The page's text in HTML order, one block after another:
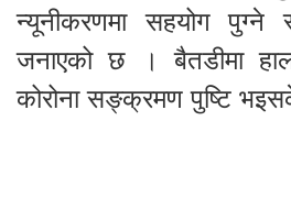
न्यूनीकरणमा सहयोग पुग्ने
जनाएको छ । बैतडीमा
कोरोना सङ्क्रमण पुष्टि